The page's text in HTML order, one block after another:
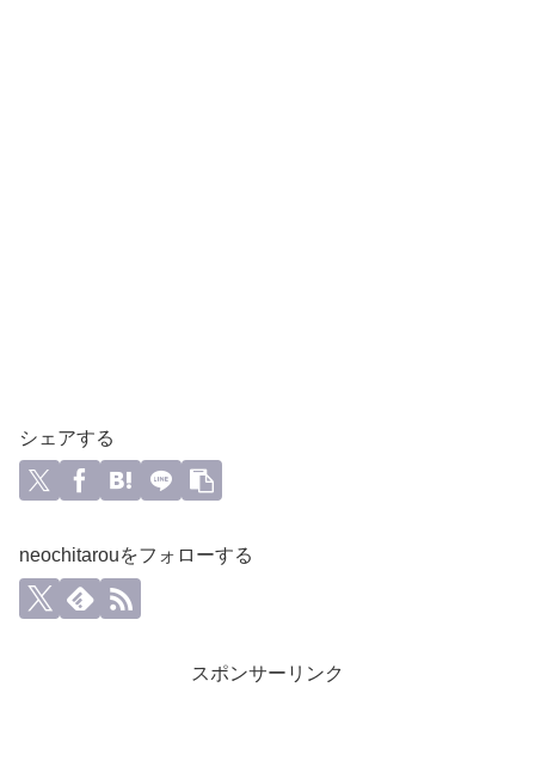
シェアする
neochitarouをフォローする
スポンサーリンク